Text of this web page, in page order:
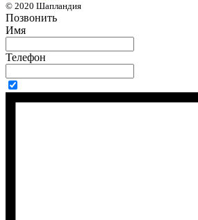
© 2020 Шапландия
Позвонить
Имя
Телефон